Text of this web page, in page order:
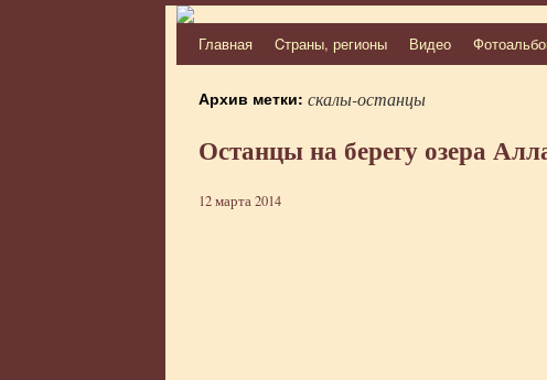
Перейти
Главная Cтраны, регионы Видео
Архив метки: скалы-останцы
Останцы на берегу озера
12 марта 2014